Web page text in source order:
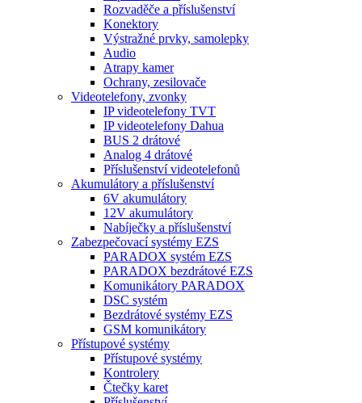
Rozvaděče a příslušenství
Konektory
Výstražné prvky, samolepky
Audio
Atrapy kamer
Ochrany, zesilovače
Videotelefony, zvonky
IP videotelefony TVT
IP videotelefony Dahua
BUS 2 drátové
Analog 4 drátové
Příslušenství videotelefonů
Akumulátory a příslušenství
6V akumulátory
12V akumulátory
Nabíječky a příslušenství
Zabezpečovací systémy EZS
PARADOX systém EZS
PARADOX bezdrátové EZS
Komunikátory PARADOX
DSC systém
Bezdrátové systémy EZS
GSM komunikátory
Přístupové systémy
Přístupové systémy
Kontrolery
Čtečky karet